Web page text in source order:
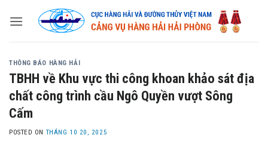
THÔNG BÁO HÀNG HẢI
TBHH về Khu vực thi công khoan khảo sát địa
chất công trình cầu Ngô Quyền vượt Sông
Cấm
POSTED ON THÁNG 10 20, 2025